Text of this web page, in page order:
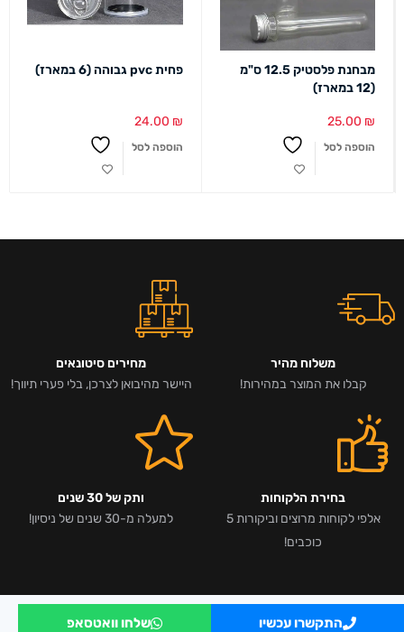
מבחנת פלסטיק 12.5 ס"מ
(12 במארז)
25.00 ₪
הוספה לסל
פחית pvc גבוהה (6 במארז)
24.00 ₪
הוספה לסל
משלוח מהיר
קבלו את המוצר במהירות!
מחירים סיטונאים
היישר מהיבואן לצרכן, בלי פערי תיווך!
בחירת הלקוחות
אלפי לקוחות מרוצים וביקורות 5
כוכבים!
ותק של 30 שנים
למעלה מ-30 שנים של ניסיון!
התקשרו עכשיו שלחו וואטסאפ